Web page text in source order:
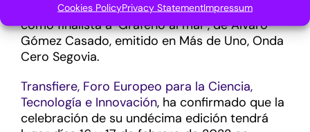
Cookies PolicyPrivacy StatementImpressum
Televisión RTVA. Esta categoría tuvo además
como finalista a ‘Grafeno al mar’, de Álvaro
Gómez Casado, emitido en Más de Uno, Onda
Cero Segovia.
Transfiere, Foro Europeo para la Ciencia,
Tecnología e Innovación, ha confirmado que la
celebración de su undécima edición tendrá